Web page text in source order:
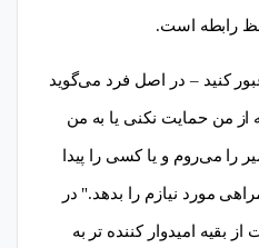
رابطه است.
کنید – در اصل فرد می‌گوید
از من حمایت نکنی یا به من
را می‌روم و یا کسی را پیدا
مورد نیازم را بدهد." در
امیدوار کننده تر به